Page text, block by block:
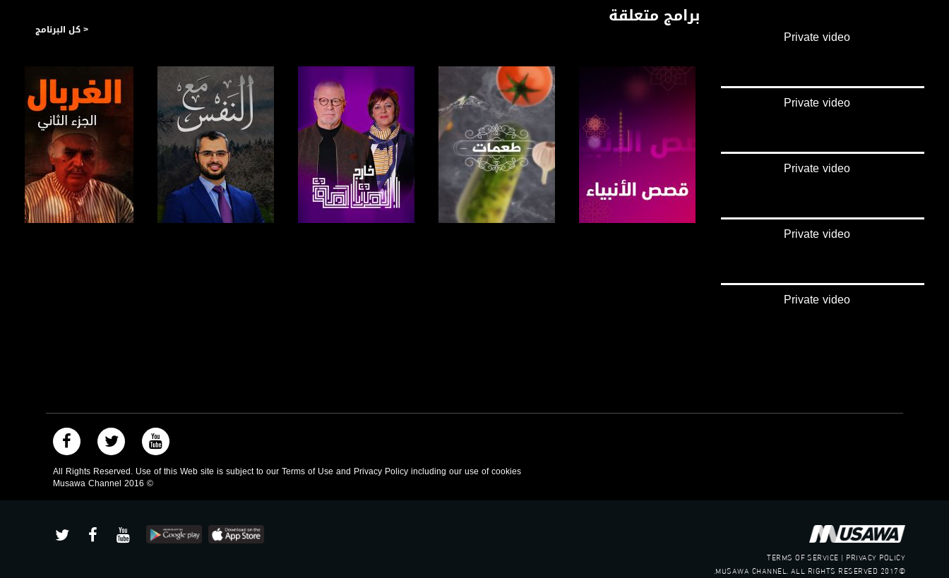
برامج متعلقة < كل البرنامج Private video
Private video
Private video
Private video
Private video
All Rights Reserved. Use of this Web site is subject to our Terms of Use and Privacy Policy including our use of cookies
©
2016
TERMS OF SERVICE | PRIVACY POLICY
©2017 MUSAWA CHANNEL. ALL RIGHTS RESERVED.